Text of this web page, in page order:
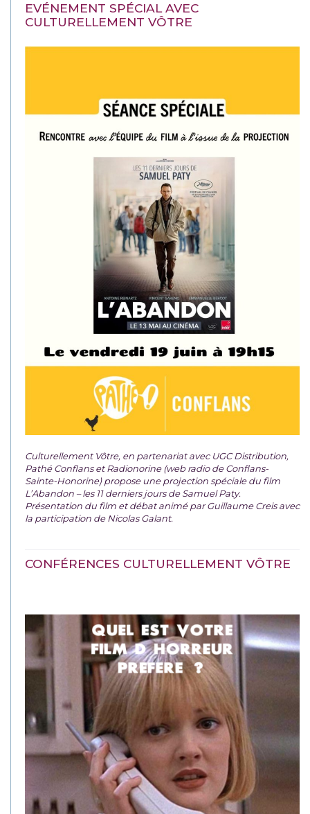
EVÉNEMENT SPÉCIAL AVEC
CULTURELLEMENT VÔTRE
Culturellement Vôtre, en partenariat avec UGC Distribution,
Pathé Conflans et Radionorine (web radio de Conflans-
Sainte-Honorine) propose une projection spéciale du film
L’Abandon – les 11 derniers jours de Samuel Paty.
Présentation du film et débat animé par Guillaume Creis avec
la participation de Nicolas Galant.
CONFÉRENCES CULTURELLEMENT VÔTRE